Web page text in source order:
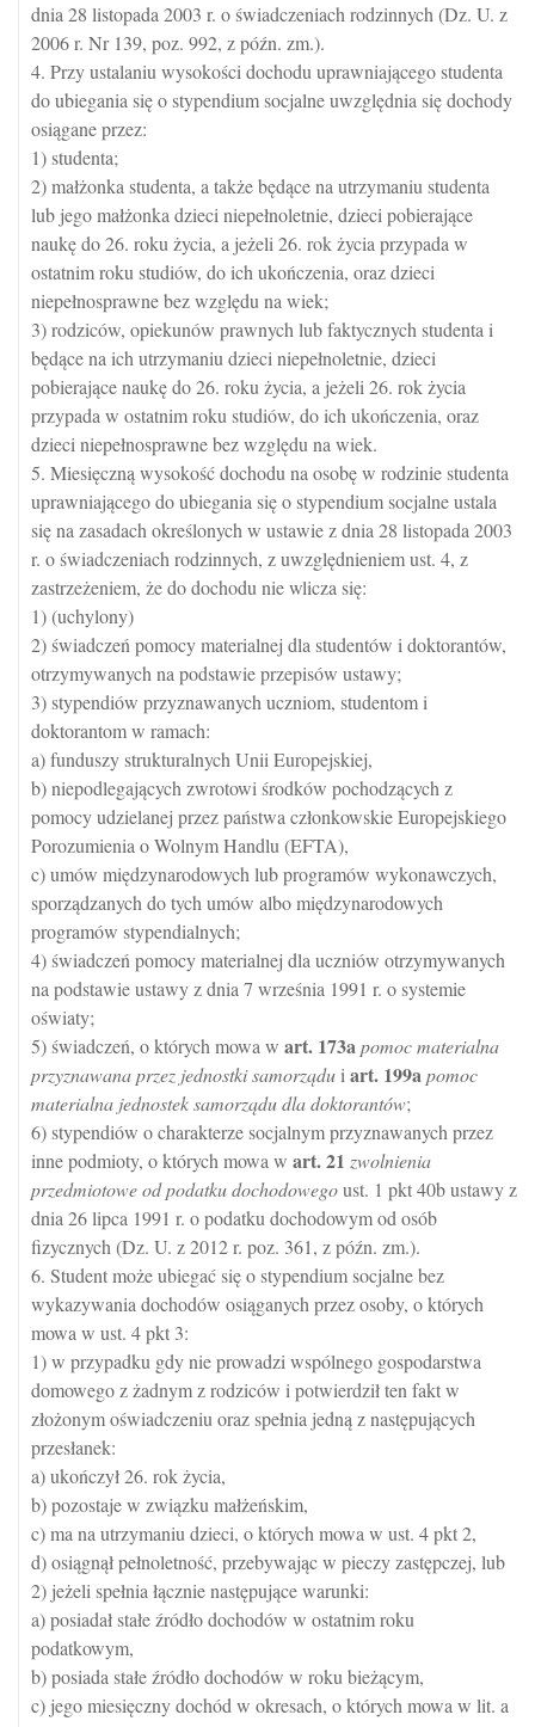
dnia 28 listopada 2003 r. o świadczeniach rodzinnych (Dz. U. z
2006 r. Nr 139, poz. 992, z późn. zm.).
4. Przy ustalaniu wysokości dochodu uprawniającego studenta
do ubiegania się o stypendium socjalne uwzględnia się dochody
osiągane przez:
1) studenta;
2) małżonka studenta, a także będące na utrzymaniu studenta
lub jego małżonka dzieci niepełnoletnie, dzieci pobierające
naukę do 26. roku życia, a jeżeli 26. rok życia przypada w
ostatnim roku studiów, do ich ukończenia, oraz dzieci
niepełnosprawne bez względu na wiek;
3) rodziców, opiekunów prawnych lub faktycznych studenta i
będące na ich utrzymaniu dzieci niepełnoletnie, dzieci
pobierające naukę do 26. roku życia, a jeżeli 26. rok życia
przypada w ostatnim roku studiów, do ich ukończenia, oraz
dzieci niepełnosprawne bez względu na wiek.
5. Miesięczną wysokość dochodu na osobę w rodzinie studenta
uprawniającego do ubiegania się o stypendium socjalne ustala
się na zasadach określonych w ustawie z dnia 28 listopada 2003
r. o świadczeniach rodzinnych, z uwzględnieniem ust. 4, z
zastrzeżeniem, że do dochodu nie wlicza się:
1) (uchylony)
2) świadczeń pomocy materialnej dla studentów i doktorantów,
otrzymywanych na podstawie przepisów ustawy;
3) stypendiów przyznawanych uczniom, studentom i
doktorantom w ramach:
a) funduszy strukturalnych Unii Europejskiej,
b) niepodlegających zwrotowi środków pochodzących z
pomocy udzielanej przez państwa członkowskie Europejskiego
Porozumienia o Wolnym Handlu (EFTA),
c) umów międzynarodowych lub programów wykonawczych,
sporządzanych do tych umów albo międzynarodowych
programów stypendialnych;
4) świadczeń pomocy materialnej dla uczniów otrzymywanych
na podstawie ustawy z dnia 7 września 1991 r. o systemie
oświaty;
5) świadczeń, o których mowa w art. 173apomoc materialna
przyznawana przez jednostki samorządu i art. 199apomoc
materialna jednostek samorządu dla doktorantów;
6) stypendiów o charakterze socjalnym przyznawanych przez
inne podmioty, o których mowa w art.21 zwolnienia
przedmiotowe od podatku dochodowegoust. 1 pkt 40b ustawy z
dnia 26 lipca 1991 r. o podatku dochodowym od osób
fizycznych (Dz. U. z 2012 r. poz. 361, z późn. zm.).
6. Student może ubiegać się o stypendium socjalne bez
wykazywania dochodów osiąganych przez osoby, o których
mowa w ust. 4 pkt 3:
1) w przypadku gdy nie prowadzi wspólnego gospodarstwa
domowego z żadnym z rodziców i potwierdził ten fakt w
złożonym oświadczeniu oraz spełnia jedną z następujących
przesłanek:
a) ukończył 26. rok życia,
b) pozostaje w związku małżeńskim,
c) ma na utrzymaniu dzieci, o których mowa w ust. 4 pkt 2,
d) osiągnął pełnoletność, przebywając w pieczy zastępczej, lub
2) jeżeli spełnia łącznie następujące warunki:
a) posiadał stałe źródło dochodów w ostatnim roku
podatkowym,
b) posiada stałe źródło dochodów w roku bieżącym,
c) jego miesięczny dochód w okresach, o których mowa w lit. a